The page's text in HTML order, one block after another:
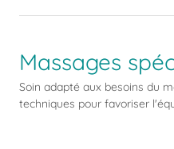
Massages
Soin adapté aux besoins du
techniques pour favoriser